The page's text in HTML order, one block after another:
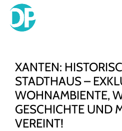
Skip
XANTEN:
STADTHAUS –
WOHNAMBIENTE,
GESCHICHTE UND
VEREINT!